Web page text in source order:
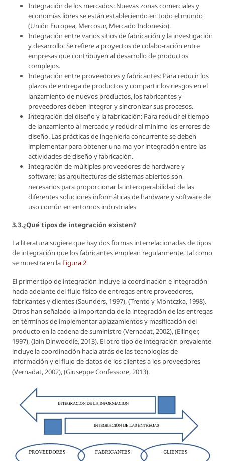
Integración de los mercados: Nuevas zonas comerciales y
economías libres se están estableciendo en todo el mundo
(Unión Europea, Mercosur, Mercado Indonesio).
Integración entre varios sitios de fabricación y la investigación
y desarrollo: Se refiere a proyectos de colabo-ración entre
empresas que contribuyen al desarrollo de productos
complejos.
Integración entre proveedores y fabricantes: Para reducir los
plazos de entrega de productos y compartir los riesgos en el
lanzamiento de nuevos productos, los fabricantes y
proveedores deben integrar y sincronizar sus procesos.
Integración del diseño y la fabricación: Para reducir el tiempo
de lanzamiento al mercado y reducir al mínimo los errores de
diseño. Las prácticas de ingeniería concurrente se deben
implementar para obtener una ma-yor integración entre las
actividades de diseño y fabricación.
Integración de múltiples proveedores de hardware y
software: las arquitecturas de sistemas abiertos son
necesarios para proporcionar la interoperabilidad de las
diferentes soluciones informáticas de hardware y software de
uso común en entornos industriales
3.3.¿Qué tipos de integración existen?
La literatura sugiere que hay dos formas interrelacionadas de tipos
de integración que los fabricantes emplean regularmente, tal como
se muestra en la Figura 2.
El primer tipo de integración incluye la coordinación e integración
hacia adelante del flujo físico de entregas entre proveedores,
fabricantes y clientes (Saunders, 1997), (Trento y Montczka, 1998).
Otros han señalado la importancia de la integración de las entregas
en términos de implementar aplazamientos y masificación del
producto en la cadena de suministro (Vernadat, 2002), (Ellinger,
1997), (Iain Dinwoodie, 2013). El otro tipo de integración prevalente
incluye la coordinación hacia atrás de las tecnologías de
información y el flujo de datos de los clientes a los proveedores
(Vernadat, 2002), (Giuseppe Confessore, 2013).